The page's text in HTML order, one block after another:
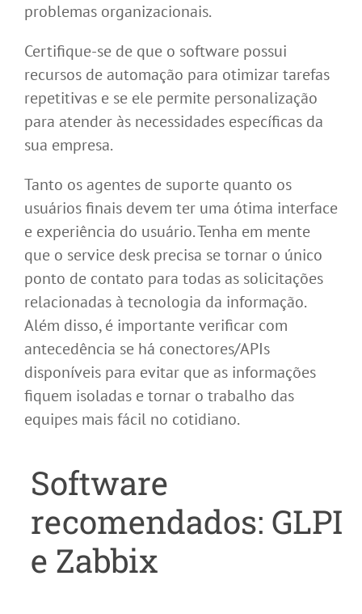
problemas organizacionais.
Certifique-se de que o software possui
recursos de automação para otimizar tarefas
repetitivas e se ele permite personalização
para atender às necessidades específicas da
sua empresa.
Tanto os agentes de suporte quanto os
usuários finais devem ter uma ótima interface
e experiência do usuário. Tenha em mente
que o service desk precisa se tornar o único
ponto de contato para todas as solicitações
relacionadas à tecnologia da informação.
Além disso, é importante verificar com
antecedência se há conectores/APIs
disponíveis para evitar que as informações
fiquem isoladas e tornar o trabalho das
equipes mais fácil no cotidiano.
Software
recomendados: GLPI
e Zabbix